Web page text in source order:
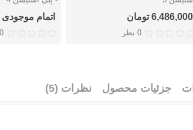
6,486,000 تومان
0 نظر
اتمام موجودی
0 نظر
جزئیات محصول نظرات (5)